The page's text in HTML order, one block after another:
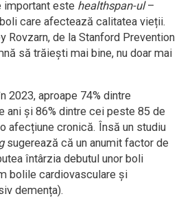
important este healthspan-ul–
care afectează calitatea vieții.
Rovzarn, de la Stanford Prevention
să trăiești mai bine, nu doar mai
2023, aproape 74% dintre
ani și 86% dintre cei peste 85 de
afecțiune cronică. Însă un studiu
sugerează că un anumit factor de
întârzia debutul unor boli
bolile cardiovasculare și
demența).